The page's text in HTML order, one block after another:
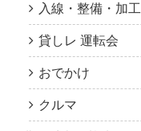
入線・整備・加工
貸しレ 運転会
おでかけ
クルマ